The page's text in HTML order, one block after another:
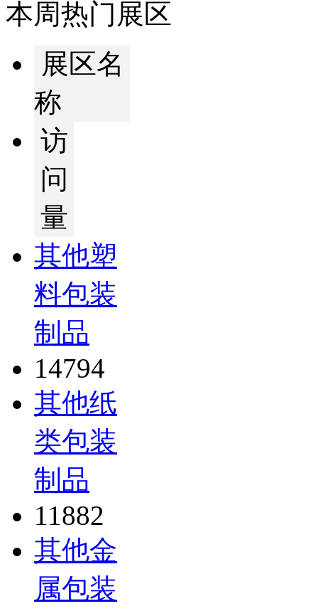
本周热门展区
展区名
称
访
问
量
其他塑
料包装
制品
14794
其他纸
类包装
制品
11882
其他金
属包装